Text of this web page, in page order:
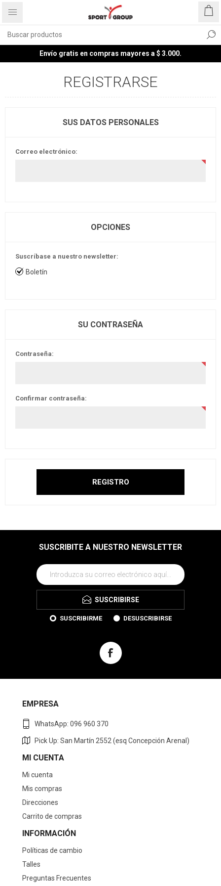
Envío gratis en compras mayores a $ 3.000.
REGISTRARSE
SUS DATOS PERSONALES
Correo electrónico:
OPCIONES
Suscríbase a nuestro newsletter:
Boletín
SU CONTRASEÑA
Contraseña:
Confirmar contraseña:
SUSCRIBITE A NUESTRO NEWSLETTER
SUSCRIBIRSE
SUSCRIBIRME DESUSCRIBIRSE
EMPRESA
WhatsApp: 096 960 370
Pick Up: San Martín 2552 (esq Concepción Arenal)
MI CUENTA
Mi cuenta
Mis compras
Direcciones
Carrito de compras
INFORMACIÓN
Políticas de cambio
Talles
Preguntas Frecuentes